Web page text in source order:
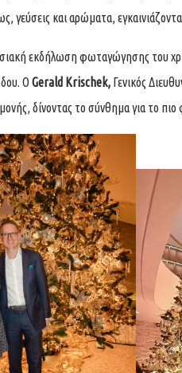
γεύσεις και αρώματα,
εκδήλωση φωταγώγησης του
Ο Gerald Krischek, Γενικός
δίνοντας το σύνθημα για το